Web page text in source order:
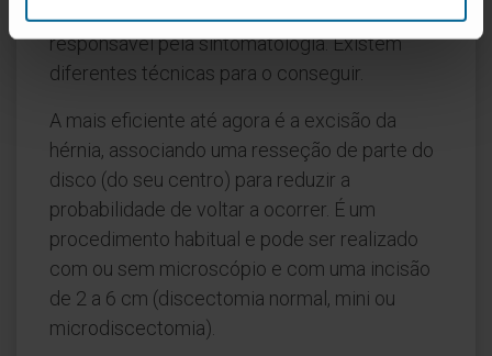
objetivo libertar a raiz nervosa comprimida,
responsável pela sintomatologia. Existem
diferentes técnicas para o conseguir.
A mais eficiente até agora é a excisão da
hérnia, associando uma resseção de parte do
disco (do seu centro) para reduzir a
probabilidade de voltar a ocorrer. É um
procedimento habitual e pode ser realizado
com ou sem microscópio e com uma incisão
de 2 a 6 cm (discectomia normal, mini ou
microdiscectomia).